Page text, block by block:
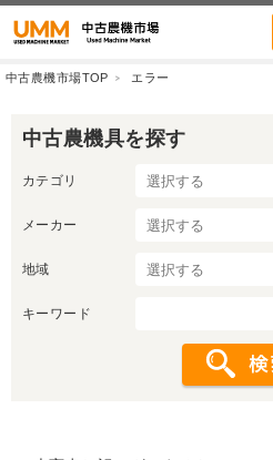
中古農機市場TOP エラー
中古農機具を探す
カテゴリ
メーカー
地域
キーワード